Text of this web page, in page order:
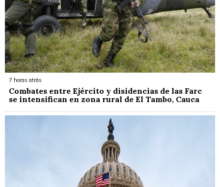
7 horas atrás
Combates entre Ejército y disidencias de las Farc
se intensifican en zona rural de El Tambo, Cauca